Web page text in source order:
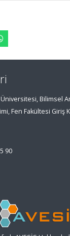
Bilimsel
Fen Fakültesi Giriş
90